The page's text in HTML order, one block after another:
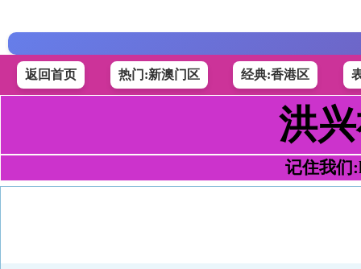
返回首页 热门:新澳门区 经典:香港区
洪
记住我们